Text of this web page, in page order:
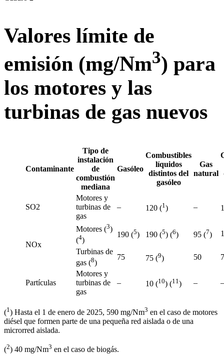
Valores límite de
emisión (mg/Nm3) para
los motores y las
turbinas de gas nuevos
Contaminante
Tipo de
instalación
de
combustión
mediana
Gasóleo
Combustibles
líquidos
distintos del
gasóleo
Gas
natural
SO2
Motores y
turbinas de
gas
– 120 (1 ) –
NOx
Motores (3)
(4)
190 (5) 190 (5) (6) 95 (7)
Turbinas de
gas (8)
75 75 (9) 50
Partículas
Motores y
turbinas de
gas
– 10 (10) (11 ) – –
(1 ) Hasta el 1 de enero de 2025, 590 mg/Nm3 en el caso de motores
diésel que formen parte de una pequeña red aislada o de una
microrred aislada.
(2) 40 mg/Nm3 en el caso de biogás.